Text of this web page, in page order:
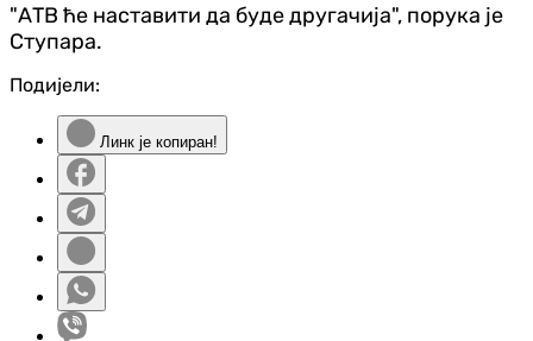
"АТВ ће наставити да буде другачија", порука је
Ступара.
Подијели:
Линк је копиран!